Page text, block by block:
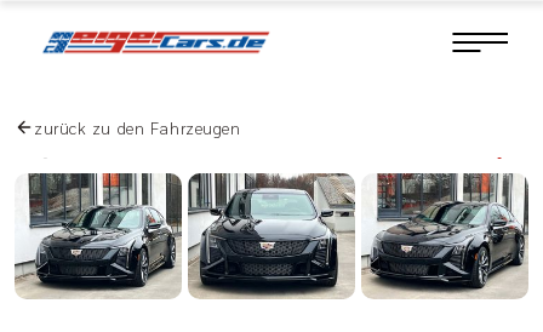
zurück zu den Fahrzeugen